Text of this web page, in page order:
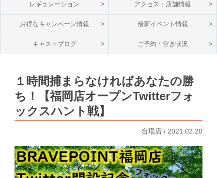
レギュレーション アクセス・店舗情報
お得なキャンペーン情報 最新イベント情報
キャストブログ ご予約・空き状況
１時間捕まらなければあなたの勝
ち！【福岡店オープンTwitterフォ
ックスハント戦】
台場店 / 2021.02.20